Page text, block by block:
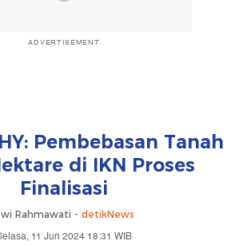
ADVERTISEMENT
Pembebasan Tanah
di IKN Proses
Finalisasi
Rahmawati - detikNews
11 Jun 2024 18:31 WIB